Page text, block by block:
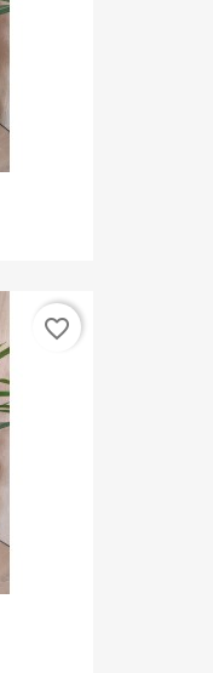
favorite_border